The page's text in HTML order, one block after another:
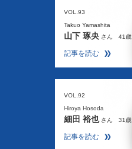
VOL.93
Takuo Yamashita
山下 琢央 さん 41歳
記事を読む
VOL.92
Hiroya Hosoda
細田 裕也さん 31歳
記事を読む